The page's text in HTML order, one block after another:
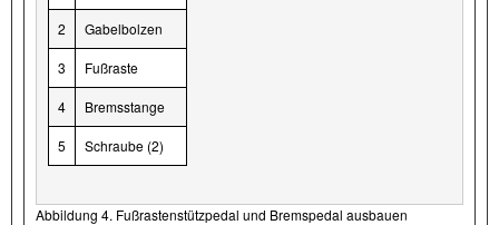
2 Gabelbolzen
3 Fußraste
4 Bremsstange
5 Schraube (2)
Abbildung 4. Fußrastenstützpedal und Bremspedal ausbauen